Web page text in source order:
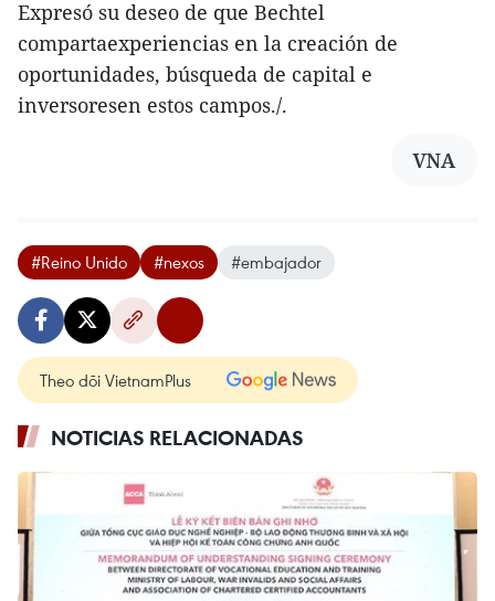
Expresó su deseo de que Bechtel
compartaexperiencias en la creación de
oportunidades, búsqueda de capital e
inversoresen estos campos./.
VNA
#Reino Unido #nexos #embajador
Theo dõi VietnamPlus
NOTICIAS RELACIONADAS